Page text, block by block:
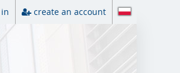
create an account